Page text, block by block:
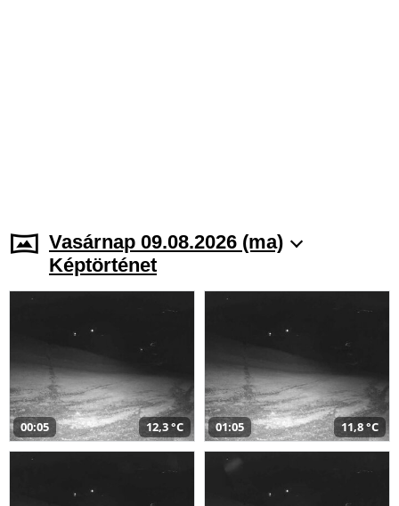
Vasárnap 09.08.2026 (ma)
Képtörténet
00:05 12,3 °C 01:05 11,8 °C